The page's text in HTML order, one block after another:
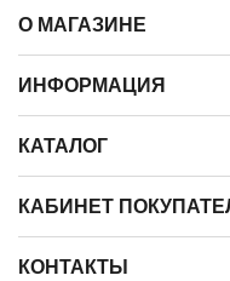
О МАГАЗИНЕ
ИНФОРМАЦИЯ
КАТАЛОГ
КАБИНЕТ
КОНТАКТЫ